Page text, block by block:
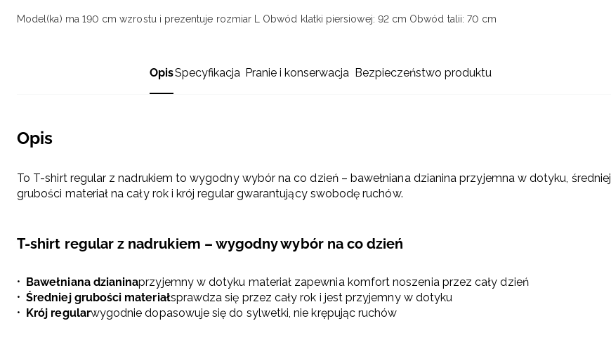
Model(ka) ma 190 cm wzrostu i prezentuje rozmiar L Obwód klatki piersiowej: 92 cm Obwód talii: 70 cm
OpisSpecyfikacja Pranie i konserwacja Bezpieczeństwo produktu
Opis
To T-shirt regular z nadrukiem to wygodny wybór na co dzień – bawełniana dzianina przyjemna w dotyku, średniej
grubości materiał na cały rok i krój regular gwarantujący swobodę ruchów.
T-shirt regular z nadrukiem – wygodny wybór na co dzień
Bawełniana dzianinaprzyjemny w dotyku materiał zapewnia komfort noszenia przez cały dzień
Średniej grubości materiałsprawdza się przez cały rok i jest przyjemny w dotyku
Krój regularwygodnie dopasowuje się do sylwetki, nie krępując ruchów